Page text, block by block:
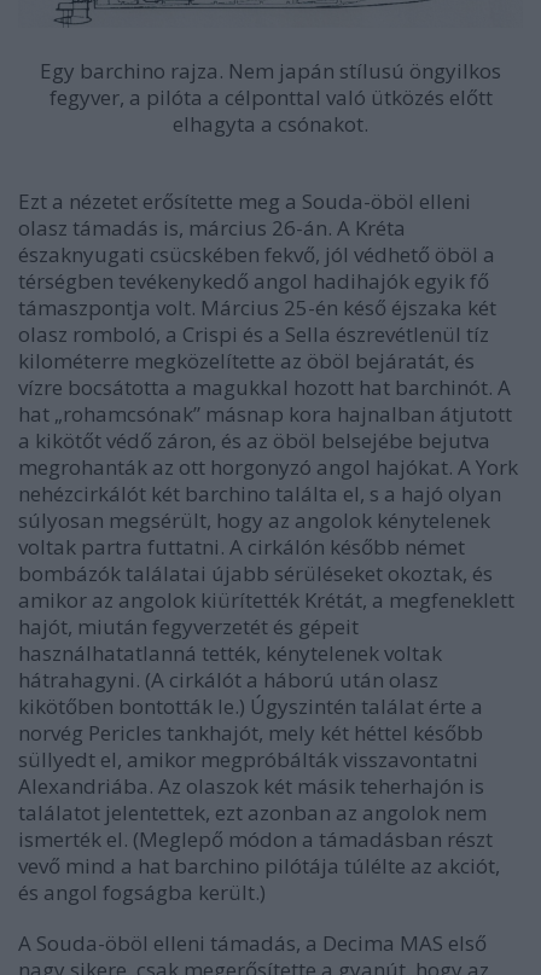
Egy barchino rajza. Nem japán stílusú öngyilkos
fegyver, a pilóta a célponttal való ütközés előtt
elhagyta a csónakot.
Ezt a nézetet erősítette meg a Souda-öböl elleni
olasz támadás is, március 26-án. A Kréta
északnyugati csücskében fekvő, jól védhető öböl a
térségben tevékenykedő angol hadihajók egyik fő
támaszpontja volt. Március 25-én késő éjszaka két
olasz romboló, a Crispi és a Sella észrevétlenül tíz
kilométerre megközelítette az öböl bejáratát, és
vízre bocsátotta a magukkal hozott hat barchinót. A
hat „rohamcsónak” másnap kora hajnalban átjutott
a kikötőt védő záron, és az öböl belsejébe bejutva
megrohanták az ott horgonyzó angol hajókat. A York
nehézcirkálót két barchino találta el, s a hajó olyan
súlyosan megsérült, hogy az angolok kénytelenek
voltak partra futtatni. A cirkálón később német
bombázók találatai újabb sérüléseket okoztak, és
amikor az angolok kiürítették Krétát, a megfeneklett
hajót, miután fegyverzetét és gépeit
használhatatlanná tették, kénytelenek voltak
hátrahagyni. (A cirkálót a háború után olasz
kikötőben bontották le.) Úgyszintén találat érte a
norvég Pericles tankhajót, mely két héttel később
süllyedt el, amikor megpróbálták visszavontatni
Alexandriába. Az olaszok két másik teherhajón is
találatot jelentettek, ezt azonban az angolok nem
ismerték el. (Meglepő módon a támadásban részt
vevő mind a hat barchino pilótája túlélte az akciót,
és angol fogságba került.)
A Souda-öböl elleni támadás, a Decima MAS első
nagy sikere, csak megerősítette a gyanút, hogy az